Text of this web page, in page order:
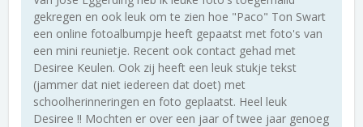
gekregen en ook leuk om te zien hoe "Paco" Ton Swart
een online fotoalbumpje heeft gepaatst met foto's van
een mini reunietje. Recent ook contact gehad met
Desiree Keulen. Ook zij heeft een leuk stukje tekst
(jammer dat niet iedereen dat doet) met
schoolherinneringen en foto geplaatst. Heel leuk
Desiree !! Mochten er over een jaar of twee jaar genoeg